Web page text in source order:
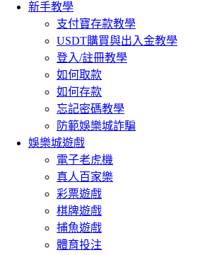
新手教學
支付寶存款教學
USDT購買與出入金教學
登入/註冊教學
如何取款
如何存款
忘記密碼教學
防範娛樂城詐騙
娛樂城遊戲
電子老虎機
真人百家樂
彩票遊戲
棋牌遊戲
捕魚遊戲
體育投注